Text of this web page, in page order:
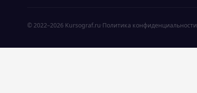
© 2022–2026 Kursograf.ru·Политика конфиденциальности